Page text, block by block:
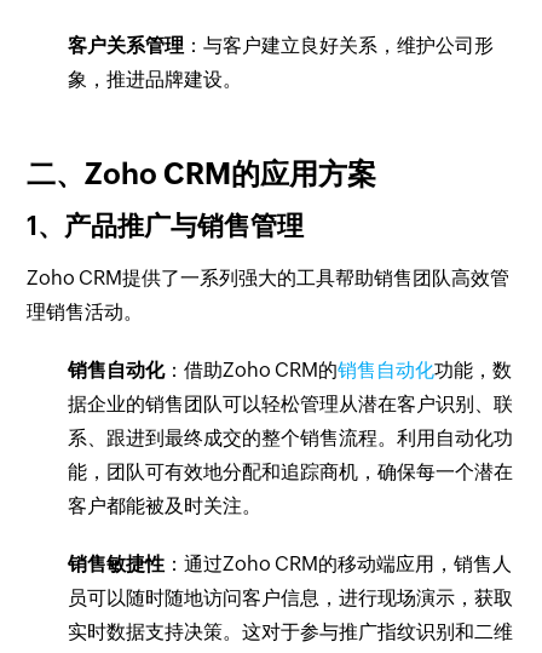
客户关系管理 ：与客户建立良好关系，维护公司形
象，推进品牌建设。
二、Zoho CRM的应用方案
1、产品推广与销售管理
Zoho CRM提供了一系列强大的工具帮助销售团队高效管
理销售活动。
销售自动化：借助Zoho CRM的销售自动化功能，数
据企业的销售团队可以轻松管理从潜在客户识别、联
系、跟进到最终成交的整个销售流程。利用自动化功
能，团队可有效地分配和追踪商机，确保每一个潜在
客户都能被及时关注。
销售敏捷性 ：通过Zoho CRM的移动端应用，销售人
员可以随时随地访问客户信息，进行现场演示，获取
实时数据支持决策。这对于参与推广指纹识别和二维